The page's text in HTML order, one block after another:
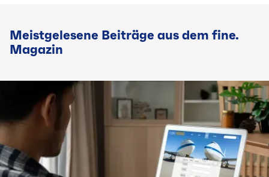
Meistgelesene Beiträge aus dem fine.
Magazin